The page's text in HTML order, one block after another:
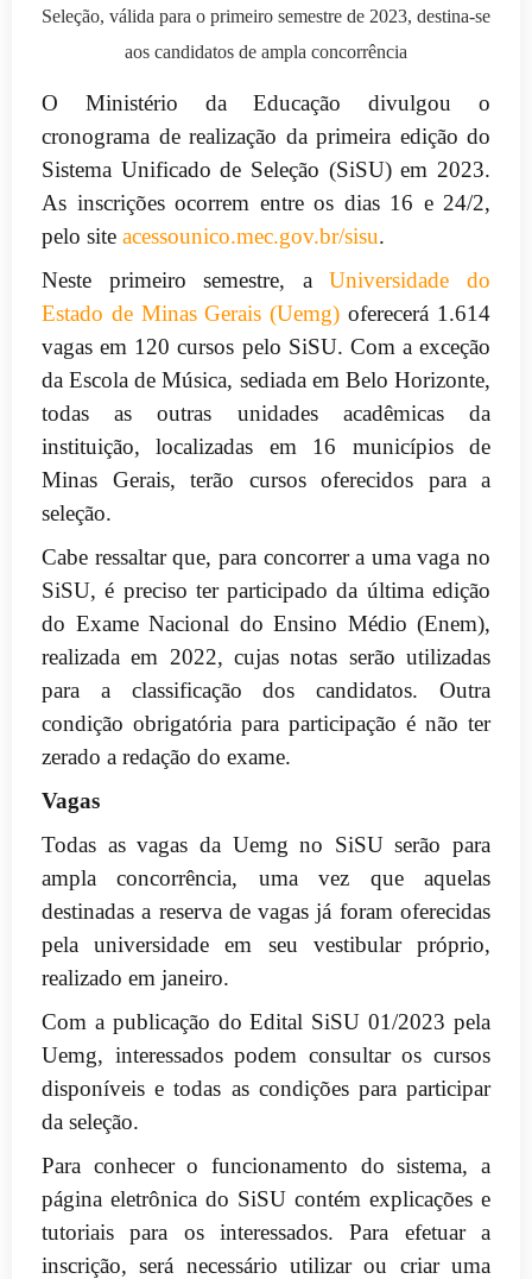
Seleção, válida para o primeiro semestre de 2023, destina-se
aos candidatos de ampla concorrência
O Ministério da Educação divulgou o
cronograma de realização da primeira edição do
Sistema Unificado de Seleção (SiSU) em 2023.
As inscrições ocorrem entre os dias 16 e 24/2,
pelo site acessounico.mec.gov.br/sisu.
Neste primeiro semestre, aUniversidade do
Estado de Minas Gerais (Uemg) oferecerá 1.614
vagas em 120 cursos pelo SiSU. Com a exceção
da Escola de Música, sediada em Belo Horizonte,
todas as outras unidades acadêmicas da
instituição, localizadas em 16 municípios de
Minas Gerais, terão cursos oferecidos para a
seleção.
Cabe ressaltar que, para concorrer a uma vaga no
SiSU, é preciso ter participado da última edição
do Exame Nacional do Ensino Médio (Enem),
realizada em 2022, cujas notas serão utilizadas
para a classificação dos candidatos. Outra
condição obrigatória para participação é não ter
zerado a redação do exame.
Vagas
Todas as vagas da Uemg no SiSU serão para
ampla concorrência, uma vez que aquelas
destinadas a reserva de vagas já foram oferecidas
pela universidade em seu vestibular próprio,
realizado em janeiro.
Com a publicação do Edital SiSU 01/2023 pela
Uemg, interessados podem consultar os cursos
disponíveis e todas as condições para participar
da seleção.
Para conhecer o funcionamento do sistema, a
página eletrônica do SiSU contém explicações e
tutoriais para os interessados. Para efetuar a
inscrição, será necessário utilizar ou criar uma